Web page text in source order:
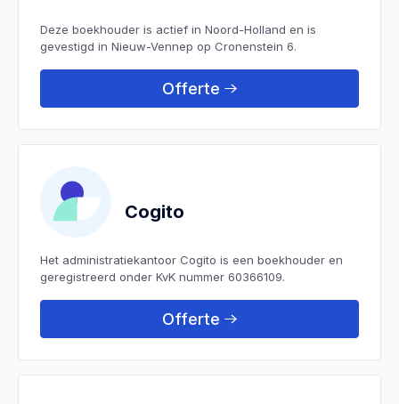
Deze boekhouder is actief in Noord-Holland en is
gevestigd in Nieuw-Vennep op Cronenstein 6.
Offerte
Cogito
Het administratiekantoor Cogito is een boekhouder en
geregistreerd onder KvK nummer 60366109.
Offerte